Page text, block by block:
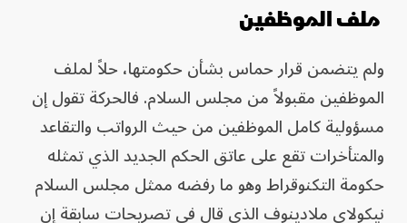
ملف الموظفين
ولم يتضمن قرار حماس بشأن حكومتها، حلاً لملف
الموظفين مقبولاً من مجلس السلام. فالحركة تقول إن
مسؤولية كامل الموظفين من حيث الرواتب والتقاعد
والمتأخرات تقع على عاتق الحكم الجديد الذي تمثله
حكومة التكنوقراط وهو ما رفضه ممثل مجلس السلام
نيكولاي ملادينوف الذي قال في تصريحات سابقة إن